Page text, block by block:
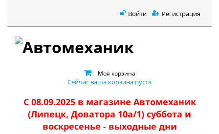
Войти Регистрация
Моя корзина
Сейчас ваша корзина пуста
С 08.09.2025 в магазине Автомеханик
(Липецк, Доватора 10а/1) суббота и
воскресенье - выходные дни